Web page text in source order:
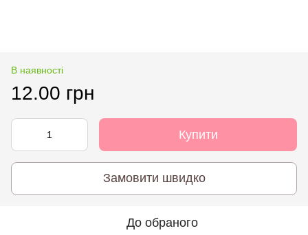
В наявності
12.00 грн
Купити
Замовити швидко
До обраного